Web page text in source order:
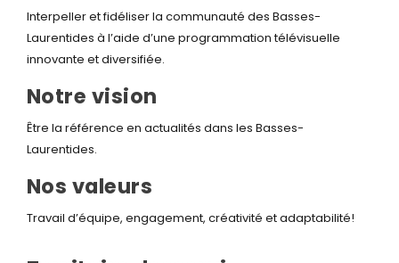
Interpeller et fidéliser la communauté des Basses-
Laurentides à l’aide d’une programmation télévisuelle
innovante et diversifiée.
Notre vision
Être la référence en actualités dans les Basses-
Laurentides.
Nos valeurs
Travail d’équipe, engagement, créativité et adaptabilité!